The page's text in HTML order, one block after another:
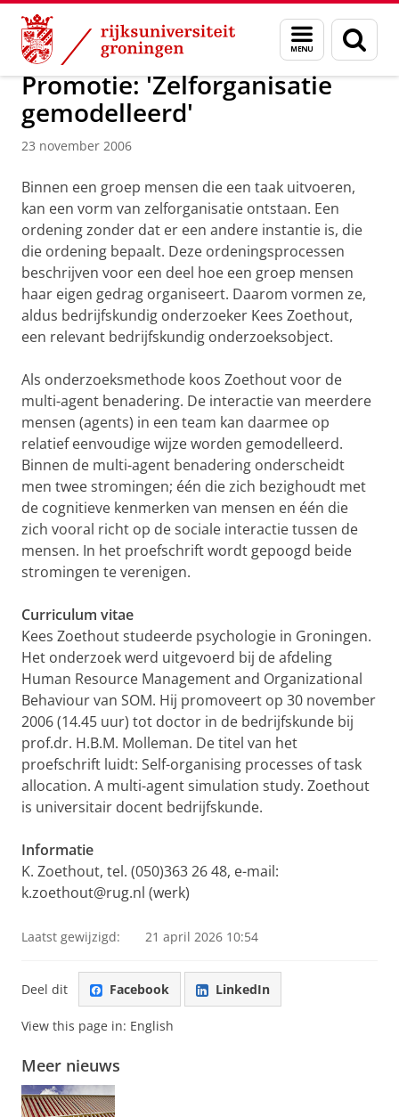
Skip
Content
Skip
Navigation
Menu
en
zoeken
Over ons Actueel Nieuws Nieuwsberichten
Promotie: 'Zelforganisatie
gemodelleerd'
23 november 2006
Binnen een groep mensen die een taak uitvoeren,
kan een vorm van zelforganisatie ontstaan. Een
ordening zonder dat er een andere instantie is, die
die ordening bepaalt. Deze ordeningsprocessen
beschrijven voor een deel hoe een groep mensen
haar eigen gedrag organiseert. Daarom vormen ze,
aldus bedrijfskundig onderzoeker Kees Zoethout,
een relevant bedrijfskundig onderzoeksobject.
Als onderzoeksmethode koos Zoethout voor de
multi-agent benadering. De interactie van meerdere
mensen (agents) in een team kan daarmee op
relatief eenvoudige wijze worden gemodelleerd.
Binnen de multi-agent benadering onderscheidt
men twee stromingen; één die zich bezighoudt met
de cognitieve kenmerken van mensen en één die
zich vooral richt op de sociale interactie tussen de
mensen. In het proefschrift wordt gepoogd beide
stromingen te verenigen.
Curriculum vitae
Kees Zoethout studeerde psychologie in Groningen.
Het onderzoek werd uitgevoerd bij de afdeling
Human Resource Management and Organizational
Behaviour van SOM. Hij promoveert op 30 november
2006 (14.45 uur) tot doctor in de bedrijfskunde bij
prof.dr. H.B.M. Molleman. De titel van het
proefschrift luidt: Self-organising processes of task
allocation. A multi-agent simulation study. Zoethout
is universitair docent bedrijfskunde.
Informatie
K. Zoethout, tel. (050)363 26 48, e-mail:
k.zoethout@rug.nl (werk)
Laatst gewijzigd: 21 april 2026 10:54
Deel dit Facebook LinkedIn
View this page in: English
Meer nieuws